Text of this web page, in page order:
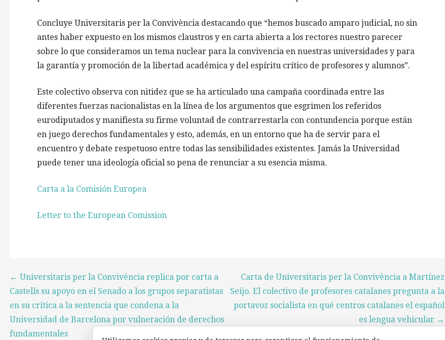
Concluye Universitaris per la Convivència destacando que “hemos buscado amparo judicial, no sin
antes haber expuesto en los mismos claustros y en carta abierta a los rectores nuestro parecer
sobre lo que consideramos un tema nuclear para la convivencia en nuestras universidades y para
la garantía y promoción de la libertad académica y del espíritu crítico de profesores y alumnos”.
Este colectivo observa con nitidez que se ha articulado una campaña coordinada entre las
diferentes fuerzas nacionalistas en la línea de los argumentos que esgrimen los referidos
eurodiputados y manifiesta su firme voluntad de contrarrestarla con contundencia porque están
en juego derechos fundamentales y esto, además, en un entorno que ha de servir para el
encuentro y debate respetuoso entre todas las sensibilidades existentes. Jamás la Universidad
puede tener una ideología oficial so pena de renunciar a su esencia misma.
Carta a la Comisión Europea
Letter to the European Comission
Navegación
de
entradas
← Universitaris per la Convivència replica por carta a
Castells su apoyo en el Senado a los grupos separatistas
en su crítica a la sentencia que condena a la
Universidad de Barcelona por vulneración de derechos
fundamentales
Carta de Universitaris per la Convivència a Martínez
Seijo. El colectivo de profesores catalanes pregunta a la
portavoz socialista en qué centros catalanes el español
es lengua vehicular →